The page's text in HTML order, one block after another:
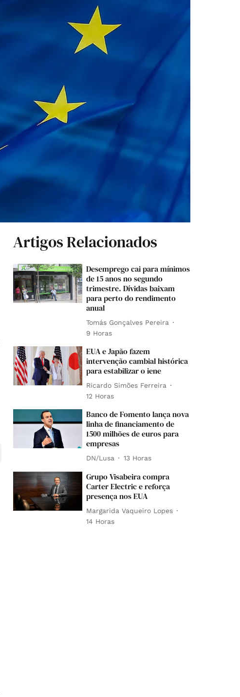
Artigos Relacionados
Desemprego cai para mínimos
de 15 anos no segundo
trimestre. Dívidas baixam
para perto do rendimento
anual
Tomás Gonçalves Pereira
9 Horas
EUA e Japão fazem
intervenção cambial histórica
para estabilizar o iene
Ricardo Simões Ferreira
12 Horas
Banco de Fomento lança nova
linha de financiamento de
1500 milhões de euros para
empresas
DN/Lusa 13 Horas
Grupo Visabeira compra
Carter Electric e reforça
presença nos EUA
Margarida Vaqueiro Lopes
14 Horas